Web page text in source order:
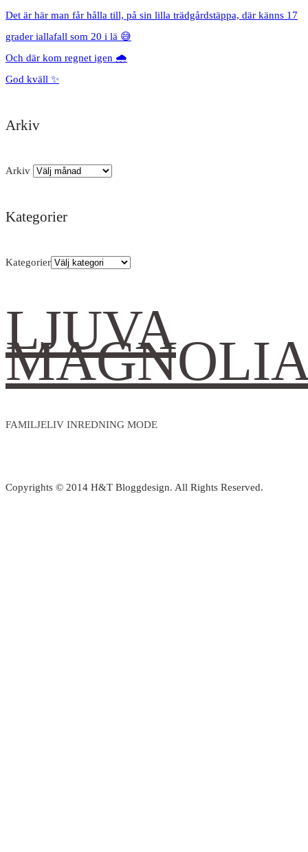
Det är här man får hålla till, på sin lilla trädgårdstäppa, där känns 17
grader iallafall som 20 i lä 😅
Och där kom regnet igen 🌧️
God kväll ✨
Arkiv
Arkiv
Kategorier
Kategorier
LJUVA
FAMILJELIV INREDNING MODE
Copyrights © 2014 H&T Bloggdesign. All Rights Reserved.